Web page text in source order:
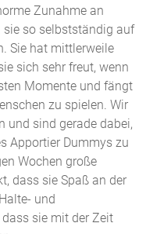
Zunahme an
sie so selbstständig auf
Sie hat mittlerweile
sich sehr freut, wenn
Momente und fängt
zu spielen. Wir
und sind gerade dabei,
Apportier Dummys zu
Wochen große
dass sie Spaß an der
und
sie mit der Zeit